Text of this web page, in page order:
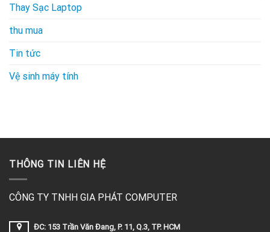
Thay Sạc Laptop
thu mua
Tin tức
Vệ sinh máy tính
THÔNG TIN LIÊN HỆ
CÔNG TY TNHH GIA PHÁT COMPUTER
ĐC: 153 Trần Văn Đang, P. 11, Q.3, TP. HCM